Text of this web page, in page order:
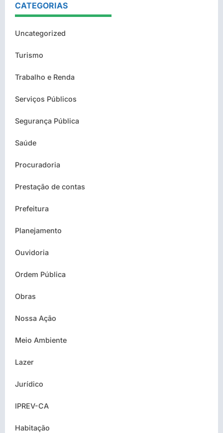
CATEGORIAS
Uncategorized
Turismo
Trabalho e Renda
Serviços Públicos
Segurança Pública
Saúde
Procuradoria
Prestação de contas
Prefeitura
Planejamento
Ouvidoria
Ordem Pública
Obras
Nossa Ação
Meio Ambiente
Lazer
Jurídico
IPREV-CA
Habitação